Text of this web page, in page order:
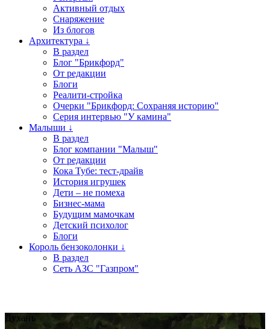
Активный отдых
Снаряжение
Из блогов
Архитектура ↓
В раздел
Блог "Брикфорд"
От редакции
Блоги
Реалити-стройка
Очерки "Брикфорд: Сохраняя историю"
Серия интервью "У камина"
Малыши ↓
В раздел
Блог компании "Малыш"
От редакции
Кока Тубе: тест-драйв
История игрушек
Дети – не помеха
Бизнес-мама
Будущим мамочкам
Детский психолог
Блоги
Король бензоколонки ↓
В раздел
Сеть АЗС "Газпром"
Духанъ